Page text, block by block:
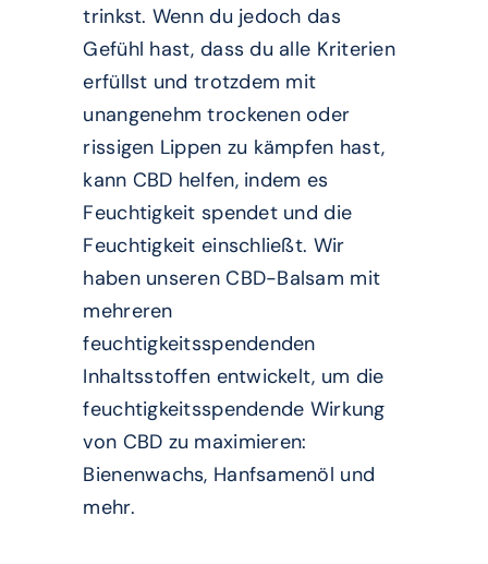
trinkst. Wenn du jedoch das
Gefühl hast, dass du alle Kriterien
erfüllst und trotzdem mit
unangenehm trockenen oder
rissigen Lippen zu kämpfen hast,
kann CBD helfen, indem es
Feuchtigkeit spendet und die
Feuchtigkeit einschließt. Wir
haben unseren CBD-Balsam mit
mehreren
feuchtigkeitsspendenden
Inhaltsstoffen entwickelt, um die
feuchtigkeitsspendende Wirkung
von CBD zu maximieren:
Bienenwachs, Hanfsamenöl und
mehr.